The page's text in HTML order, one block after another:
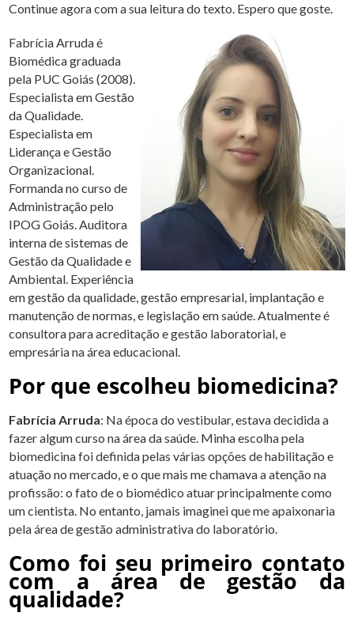
Continue agora com a sua leitura do texto. Espero que goste.
Fabrícia Arruda é
Biomédica graduada
pela PUC Goiás (2008).
Especialista em Gestão
da Qualidade.
Especialista em
Liderança e Gestão
Organizacional.
Formanda no curso de
Administração pelo
IPOG Goiás. Auditora
interna de sistemas de
Gestão da Qualidade e
Ambiental. Experiência
em gestão da qualidade, gestão empresarial, implantação e
manutenção de normas, e legislação em saúde. Atualmente é
consultora para acreditação e gestão laboratorial, e
empresária na área educacional.
Por que escolheu biomedicina?
Fabrícia Arruda: Na época do vestibular, estava decidida a
fazer algum curso na área da saúde. Minha escolha pela
biomedicina foi definida pelas várias opções de habilitação e
atuação no mercado, e o que mais me chamava a atenção na
profissão: o fato de o biomédico atuar principalmente como
um cientista. No entanto, jamais imaginei que me apaixonaria
pela área de gestão administrativa do laboratório.
Como foi seu primeiro contato
com a área de gestão da
qualidade?